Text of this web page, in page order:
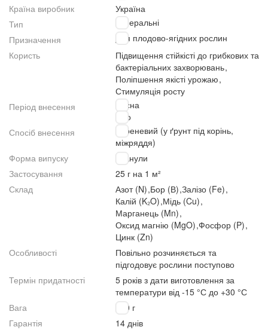
Країна виробник
Україна
Тип
Мінеральні
Призначення
Для плодово-ягідних рослин
Користь
Підвищення стійкісті до грибкових та
бактеріальних захворювань,
Поліпшення якісті урожаю,
Стимуляція росту
Період внесення
Весна
Літо
Спосіб внесення
Кореневий (у ґрунт під корінь,
міжряддя)
Форма випуску
Гранули
Застосування
25 г на 1 м²
Склад
Азот (N),Бор (В),Залізо (Fe),
Калій (K₂O),Мідь (Cu),
Марганець (Mn),
Оксид магнію (MgO),Фосфор (P),
Цинк (Zn)
Особливості
Повільно розчиняється та
підгодовує рослини поступово
Термін придатності
5 років з дати виготовлення за
температури від -15 °С до +30 °С
Вага
500 г
Гарантія
14 днів